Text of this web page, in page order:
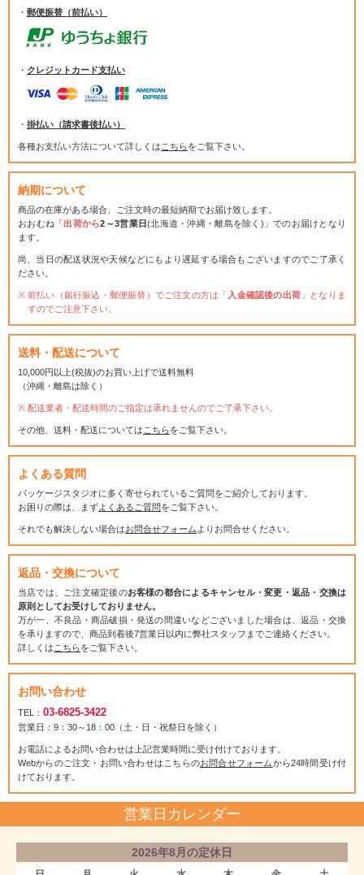
・ 郵便振替（前払い）
・ クレジットカード支払い
・ 掛払い（請求書後払い）
各種お支払い方法について詳しくは こちらをご覧下さい。
納期について
商品の在庫がある場合、ご注文時の最短納期でお届け致します。
おおむね「出荷から2～3営業日(北海道・沖縄・離島を除く)」でのお届けとなり
ます。
尚、当日の配送状況や天候などにもより遅延する場合もございますのでご了承く
ださい。
前払い（銀行振込・郵便振替）でご注文の方は「 入金確認後の出荷 」となりま
すのでご注意下さい。
送料・配送について
10,000円以上(税抜)のお買い上げで送料無料
（沖縄・離島は除く）
配送業者・配送時間のご指定は承れませんのでご了承下さい。
その他、送料・配送については こちらをご覧下さい。
よくある質問
パッケージスタジオに多く寄せられているご質問をご紹介しております。
お困りの際は、まずよくあるご質問をご覧下さい。
それでも解決しない場合はお問合せフォーム よりお問合せください。
返品・交換について
当店では、ご注文確定後のお客様の都合によるキャンセル・変更・返品・交換は
原則としてお受けしておりません。
万が一、不良品・商品破損・発送の間違いなどございました場合は、返品・交換
を承りますので、商品到着後7営業日以内に弊社スタッフまでご連絡ください。
詳しくは こちらをご覧下さい。
お問い合わせ
TEL： 03-6825-3422
営業日：9：30～18：00（土・日・祝祭日を除く）
お電話によるお問い合わせは上記営業時間に受け付けております。
Webからのご注文・お問い合わせはこちらのお問合せフォームから24時間受け付
けております。
営業日カレンダー
2026年8月の定休日